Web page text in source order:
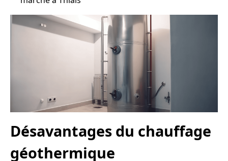
Désavantages du chauffage
géothermique